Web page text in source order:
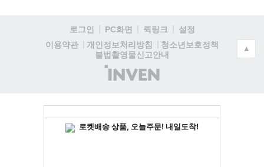
로그인 PC화면 퀵링크
설정
이용약관
개인정보처리방침
청소년보호정책
불법촬영물신고안내
(주)
인
▲